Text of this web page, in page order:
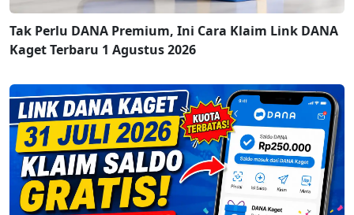
Tak Perlu DANA Premium, Ini Cara Klaim Link DANA
Kaget Terbaru 1 Agustus 2026